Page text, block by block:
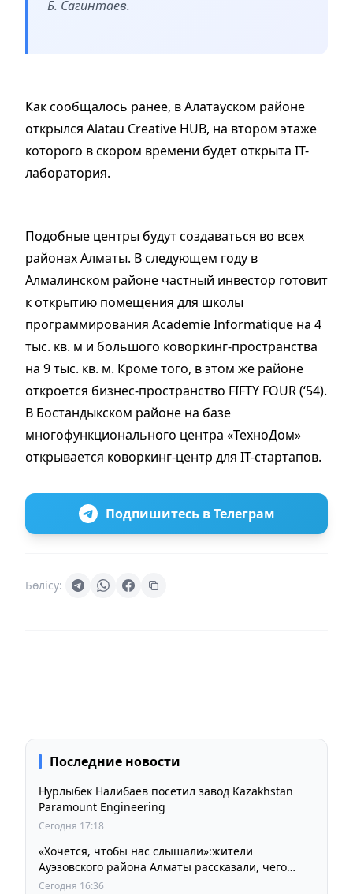
Б. Сагинтаев.
Как сообщалось ранее, в Алатауском районе
открылся Alatau Creative HUB, на втором этаже
которого в скором времени будет открыта IT-
лаборатория.
Подобные центры будут создаваться во всех
районах Алматы. В следующем году в
Алмалинском районе частный инвестор готовит
к открытию помещения для школы
программирования Academie Informatique на 4
тыс. кв. м и большого коворкинг-пространства
на 9 тыс. кв. м. Кроме того, в этом же районе
откроется бизнес-пространство FIFTY FOUR (‘54).
В Бостандыкском районе на базе
многофункционального центра «ТехноДом»
открывается коворкинг-центр для IT-стартапов.
Подпишитесь в Телеграм
Бөлісу:
Последние новости
Нурлыбек Налибаев посетил завод Kazakhstan
Paramount Engineering
Сегодня 17:18
«Хочется, чтобы нас слышали»:жители
Ауэзовского района Алматы рассказали, чего
ждут от выборов депутатов Курултая
Сегодня 16:36